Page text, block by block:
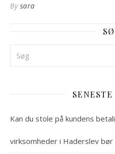
By sara
Kan du stole på kundens
virksomheder i Haderslev bør